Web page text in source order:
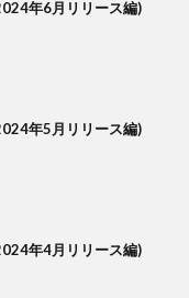
年6月リリース編)
年5月リリース編)
年4月リリース編)